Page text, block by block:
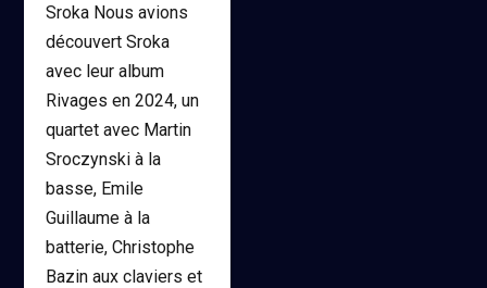
Sroka Nous avions
découvert Sroka
avec leur album
Rivages en 2024, un
quartet avec Martin
Sroczynski à la
basse, Emile
Guillaume à la
batterie, Christophe
Bazin aux claviers et